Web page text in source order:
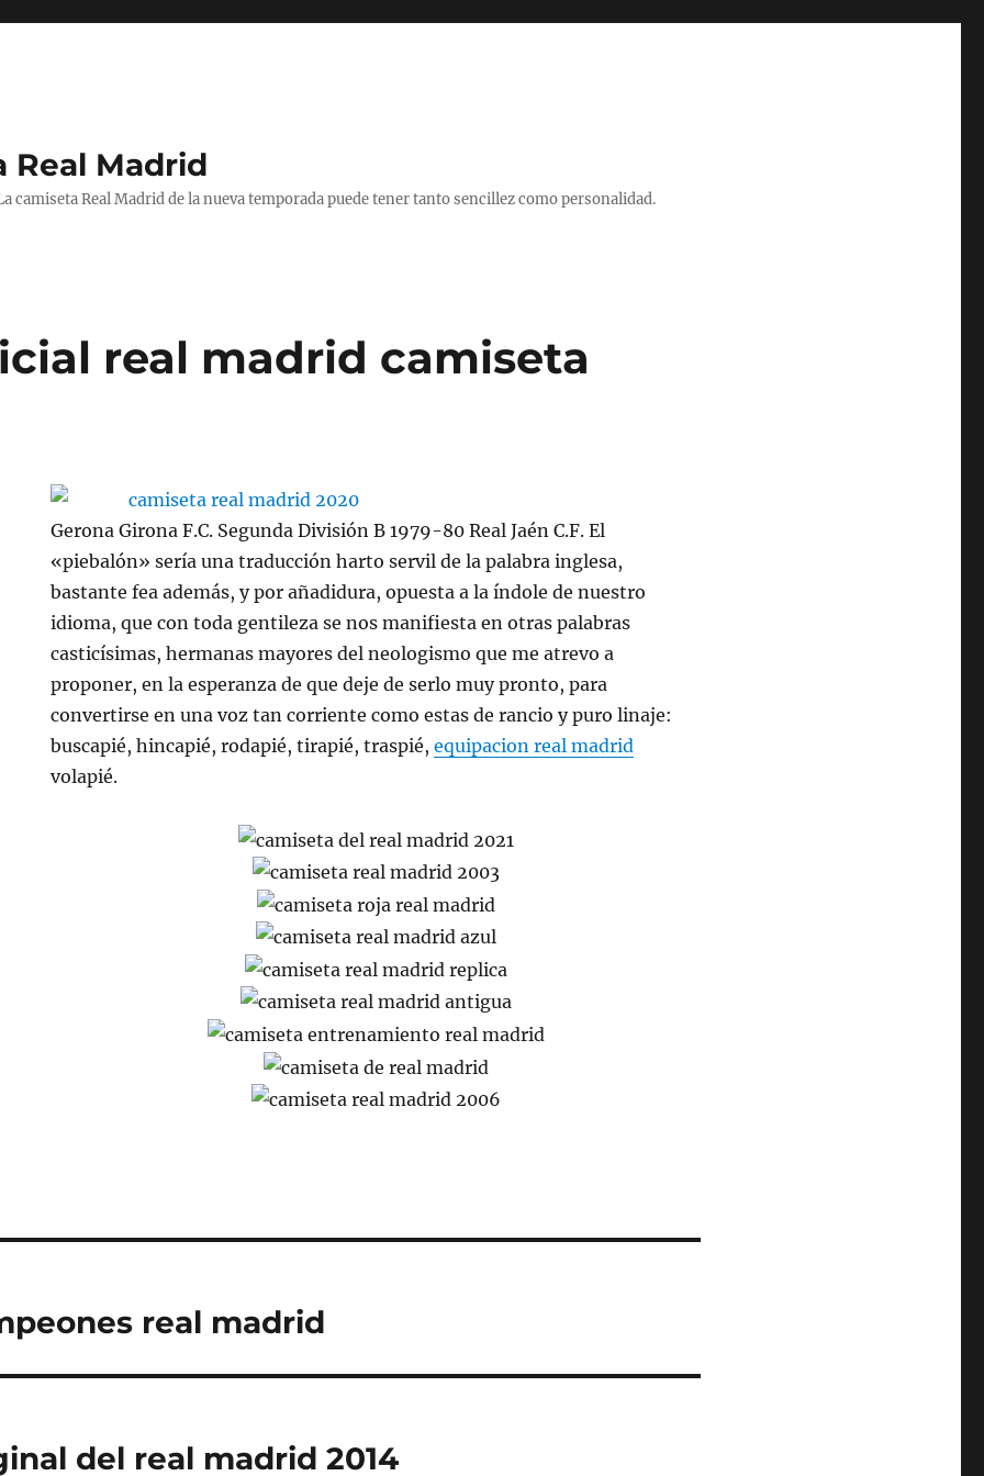
Real Madrid
camiseta Real Madrid de la nueva temporada puede tener tanto sencillez como personalidad.
real madrid camiseta
Gerona Girona F.C. Segunda División B 1979-80 Real Jaén C.F. El
«piebalón» sería una traducción harto servil de la palabra inglesa,
bastante fea además, y por añadidura, opuesta a la índole de nuestro
idioma, que con toda gentileza se nos manifiesta en otras palabras
casticísimas, hermanas mayores del neologismo que me atrevo a
proponer, en la esperanza de que deje de serlo muy pronto, para
convertirse en una voz tan corriente como estas de rancio y puro linaje:
buscapié, hincapié, rodapié, tirapié, traspié,equipacion real madrid
volapié.
real madrid
del real madrid 2014